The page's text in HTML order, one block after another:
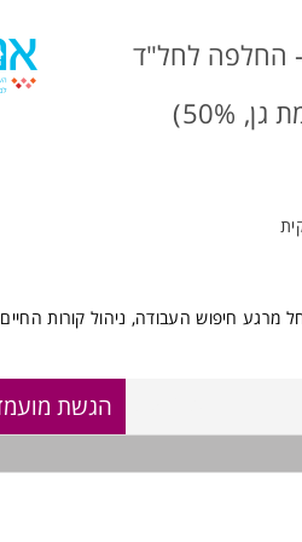
החלפה לחל"ד
50%)
מרגע חיפוש העבודה, ניהול קורות
העבודה תוך נתינת כלים להשתלבות
בישראל בתחום בריאות הנפש.
המתמודדים ושיקומם.
הגשת